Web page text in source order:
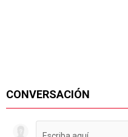
CONVERSACIÓN